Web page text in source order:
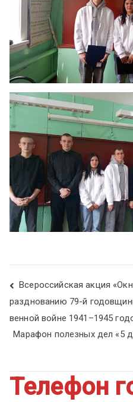
Всероссийская акция
разднованию 79-й
венной войне 1941–1945
Марафон полезных дел «5
Телефон